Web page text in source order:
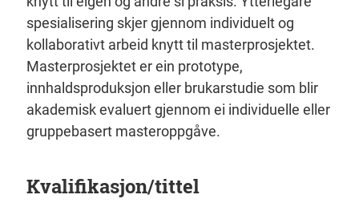
spesialisering skjer gjennom individuelt og
kollaborativt arbeid knytt til masterprosjektet.
Masterprosjektet er ein prototype,
innhaldsproduksjon eller brukarstudie som blir
akademisk evaluert gjennom ei individuelle eller
gruppebasert masteroppgåve.
Kvalifikasjon/tittel